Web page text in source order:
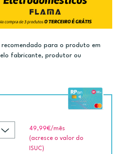
recomendado para o produto em
fabricante, produtor ou
49,99€/mês
(acresce o valor do
ISUC)